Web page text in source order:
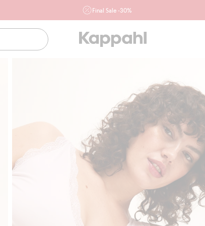
Final Sale -30%
ofertę, również z działu outlet do 10.8 w sklepach Kappahl i
Newbie oraz na kappahl.com. Ofert nie łączymy
Klubowiczu darmowa dostawa od 150 zł